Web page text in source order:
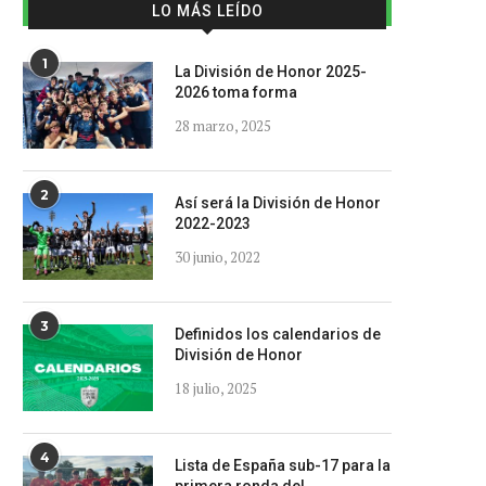
LO MÁS LEÍDO
1
La División de Honor 2025-
2026 toma forma
28 marzo, 2025
2
Así será la División de Honor
2022-2023
30 junio, 2022
3
Definidos los calendarios de
División de Honor
18 julio, 2025
4
Lista de España sub-17 para la